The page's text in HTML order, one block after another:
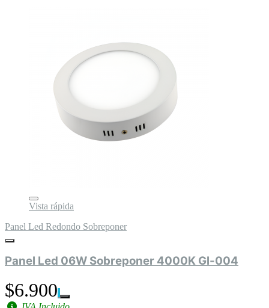
Vista rápida
Panel Led Redondo Sobreponer
Panel Led 06W Sobreponer 4000K Gl-004
$6.900